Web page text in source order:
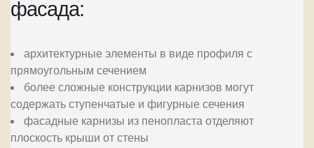
фасада:
архитектурные элементы в виде профиля с
прямоугольным сечением
более сложные конструкции карнизов могут
содержать ступенчатые и фигурные сечения
фасадные карнизы из пенопласта отделяют
плоскость крыши от стены